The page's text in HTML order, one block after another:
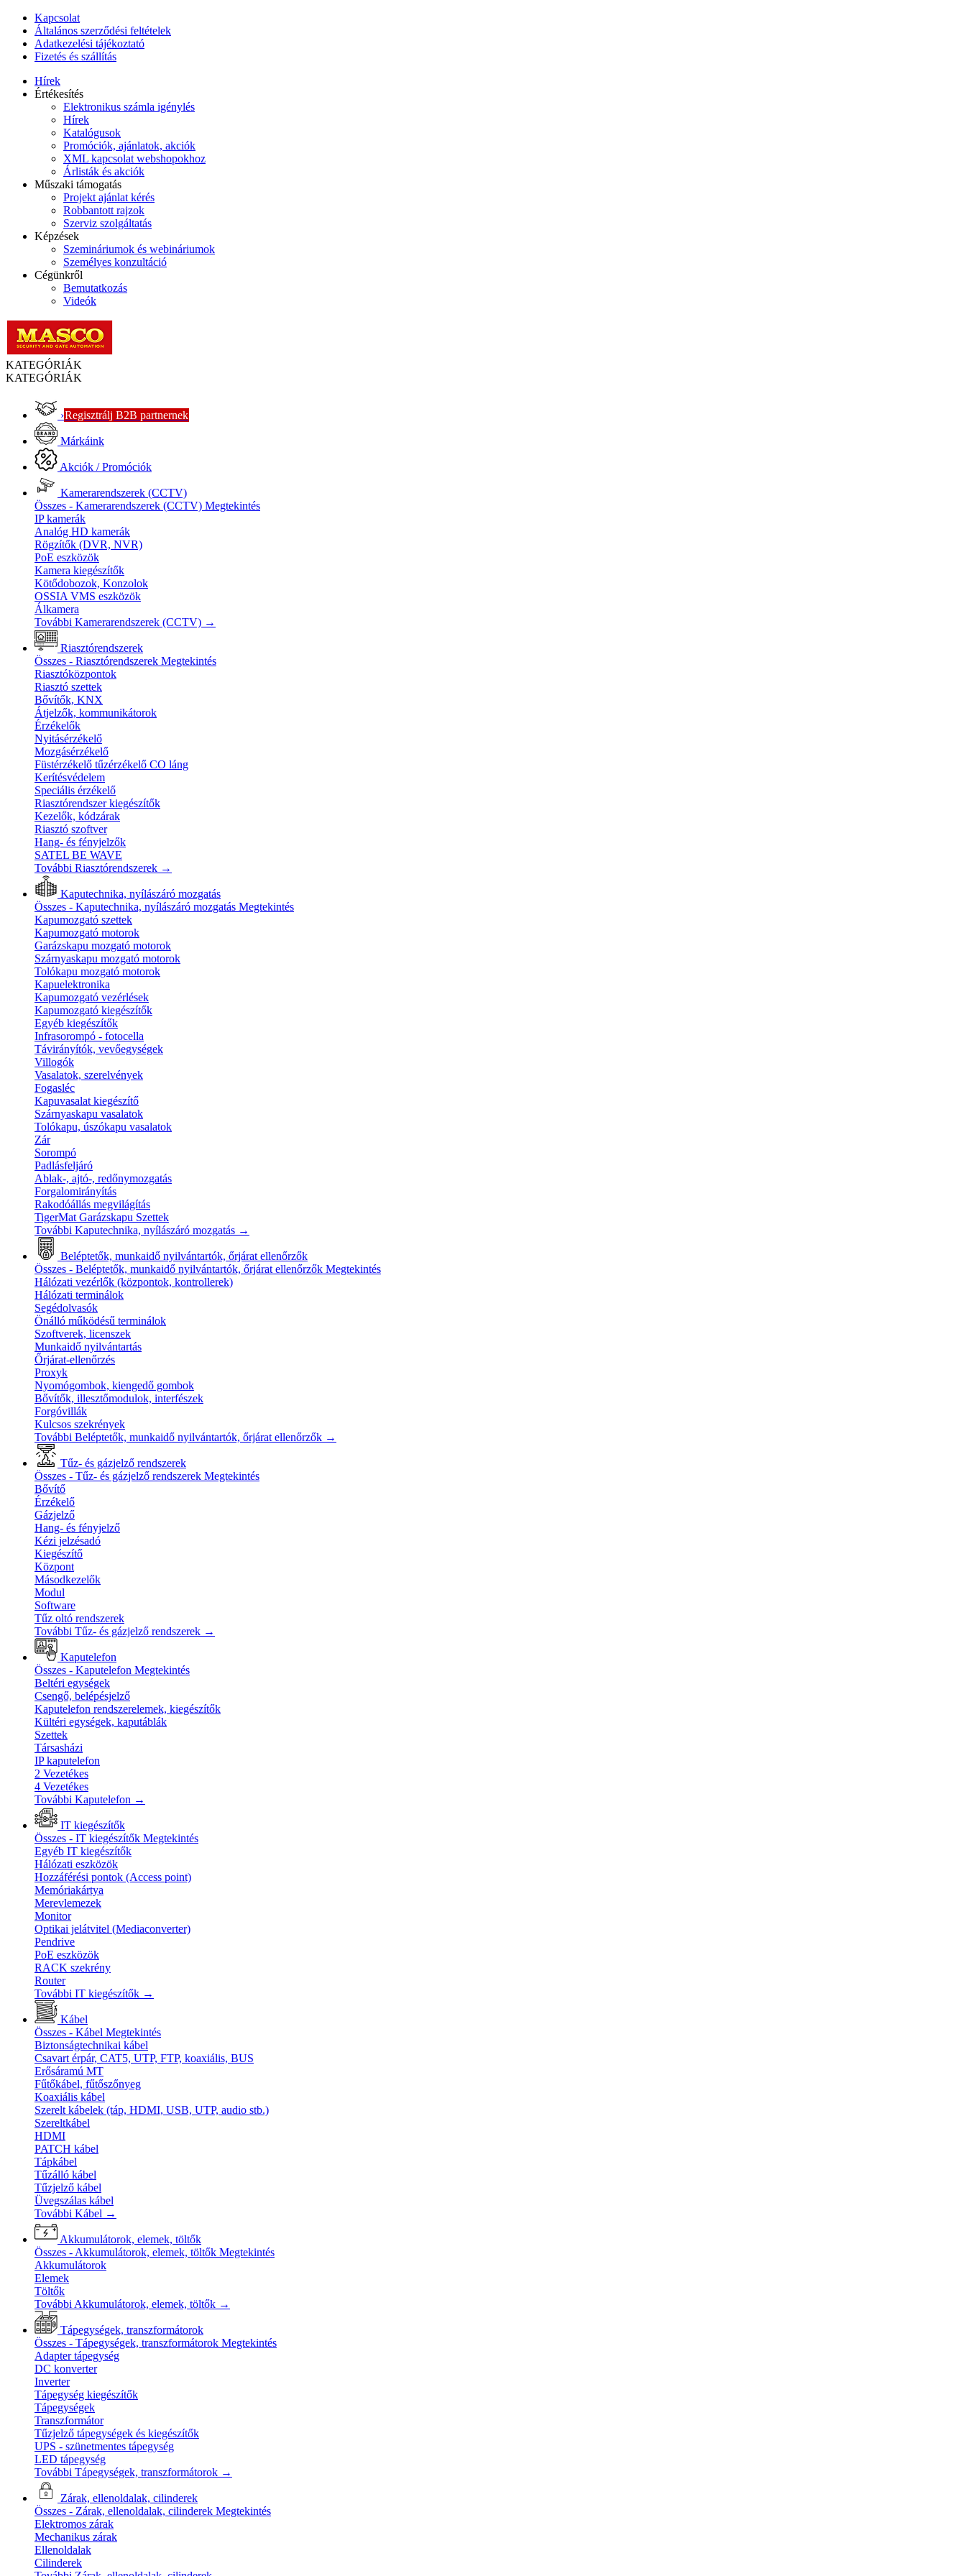
Kapcsolat
Általános szerződési feltételek
Adatkezelési tájékoztató
Fizetés és szállítás
Hírek
Értékesítés
Elektronikus számla igénylés
Hírek
Katalógusok
Promóciók, ajánlatok, akciók
XML kapcsolat webshopokhoz
Árlisták és akciók
Műszaki támogatás
Projekt ajánlat kérés
Robbantott rajzok
Szerviz szolgáltatás
Képzések
Szemináriumok és webináriumok
Személyes konzultáció
Cégünkről
Bemutatkozás
Videók
KATEGÓRIÁK
KATEGÓRIÁK
›Regisztrálj B2B partnernek
Márkáink
Akciók / Promóciók
Kamerarendszerek (CCTV)
Összes - Kamerarendszerek (CCTV) Megtekintés
IP kamerák
Analóg HD kamerák
Rögzítők (DVR, NVR)
PoE eszközök
Kamera kiegészítők
Kötődobozok, Konzolok
OSSIA VMS eszközök
Álkamera
További Kamerarendszerek (CCTV) →
Riasztórendszerek
Összes - Riasztórendszerek Megtekintés
Riasztóközpontok
Riasztó szettek
Bővítők, KNX
Átjelzők, kommunikátorok
Érzékelők
Nyitásérzékelő
Mozgásérzékelő
Füstérzékelő tűzérzékelő CO láng
Kerítésvédelem
Speciális érzékelő
Riasztórendszer kiegészítők
Kezelők, kódzárak
Riasztó szoftver
Hang- és fényjelzők
SATEL BE WAVE
További Riasztórendszerek →
Kaputechnika, nyílászáró mozgatás
Összes - Kaputechnika, nyílászáró mozgatás Megtekintés
Kapumozgató szettek
Kapumozgató motorok
Garázskapu mozgató motorok
Szárnyaskapu mozgató motorok
Tolókapu mozgató motorok
Kapuelektronika
Kapumozgató vezérlések
Kapumozgató kiegészítők
Egyéb kiegészítők
Infrasorompó - fotocella
Távirányítók, vevőegységek
Villogók
Vasalatok, szerelvények
Fogasléc
Kapuvasalat kiegészítő
Szárnyaskapu vasalatok
Tolókapu, úszókapu vasalatok
Zár
Sorompó
Padlásfeljáró
Ablak-, ajtó-, redőnymozgatás
Forgalomirányítás
Rakodóállás megvilágítás
TigerMat Garázskapu Szettek
További Kaputechnika, nyílászáró mozgatás →
Beléptetők, munkaidő nyilvántartók, őrjárat ellenőrzők
Összes - Beléptetők, munkaidő nyilvántartók, őrjárat ellenőrzők Megtekintés
Hálózati vezérlők (központok, kontrollerek)
Hálózati terminálok
Segédolvasók
Önálló működésű terminálok
Szoftverek, licenszek
Munkaidő nyilvántartás
Őrjárat-ellenőrzés
Proxyk
Nyomógombok, kiengedő gombok
Bővítők, illesztőmodulok, interfészek
Forgóvillák
Kulcsos szekrények
További Beléptetők, munkaidő nyilvántartók, őrjárat ellenőrzők →
Tűz- és gázjelző rendszerek
Összes - Tűz- és gázjelző rendszerek Megtekintés
Bővítő
Érzékelő
Gázjelző
Hang- és fényjelző
Kézi jelzésadó
Kiegészítő
Központ
Másodkezelők
Modul
Software
Tűz oltó rendszerek
További Tűz- és gázjelző rendszerek →
Kaputelefon
Összes - Kaputelefon Megtekintés
Beltéri egységek
Csengő, belépésjelző
Kaputelefon rendszerelemek, kiegészítők
Kültéri egységek, kaputáblák
Szettek
Társasházi
IP kaputelefon
2 Vezetékes
4 Vezetékes
További Kaputelefon →
IT kiegészítők
Összes - IT kiegészítők Megtekintés
Egyéb IT kiegészítők
Hálózati eszközök
Hozzáférési pontok (Access point)
Memóriakártya
Merevlemezek
Monitor
Optikai jelátvitel (Mediaconverter)
Pendrive
PoE eszközök
RACK szekrény
Router
További IT kiegészítők →
Kábel
Összes - Kábel Megtekintés
Biztonságtechnikai kábel
Csavart érpár, CAT5, UTP, FTP, koaxiális, BUS
Erősáramú MT
Fűtőkábel, fűtőszőnyeg
Koaxiális kábel
Szerelt kábelek (táp, HDMI, USB, UTP, audio stb.)
Szereltkábel
HDMI
PATCH kábel
Tápkábel
Tűzálló kábel
Tűzjelző kábel
Üvegszálas kábel
További Kábel →
Akkumulátorok, elemek, töltők
Összes - Akkumulátorok, elemek, töltők Megtekintés
Akkumulátorok
Elemek
Töltők
További Akkumulátorok, elemek, töltők →
Tápegységek, transzformátorok
Összes - Tápegységek, transzformátorok Megtekintés
Adapter tápegység
DC konverter
Inverter
Tápegység kiegészítők
Tápegységek
Transzformátor
Tűzjelző tápegységek és kiegészítők
UPS - szünetmentes tápegység
LED tápegység
További Tápegységek, transzformátorok →
Zárak, ellenoldalak, cilinderek
Összes - Zárak, ellenoldalak, cilinderek Megtekintés
Elektromos zárak
Mechanikus zárak
Ellenoldalak
Cilinderek